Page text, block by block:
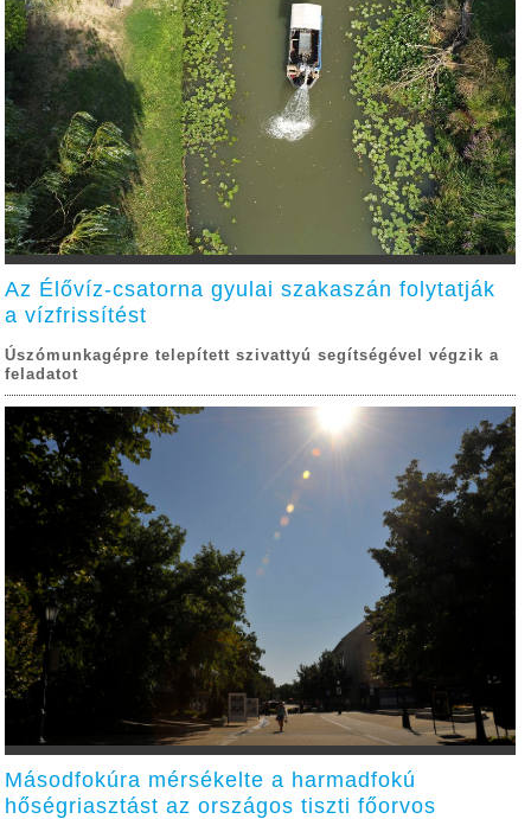
Az Élővíz-csatorna gyulai szakaszán folytatják
a vízfrissítést
Úszómunkagépre telepített szivattyú segítségével végzik a
feladatot
Másodfokúra mérsékelte a harmadfokú
hőségriasztást az országos tiszti főorvos